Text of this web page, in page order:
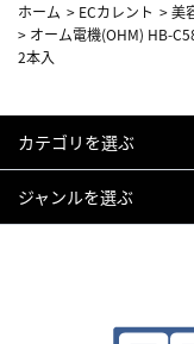
ホーム > ECカレント >美
> オーム電機(OHM) HB-
2本入
カテゴリを選ぶ
ジャンルを選ぶ